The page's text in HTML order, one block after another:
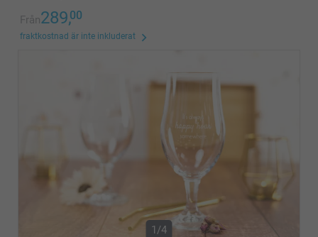
Från289,00
fraktkostnad är inte inkluderat
1/4